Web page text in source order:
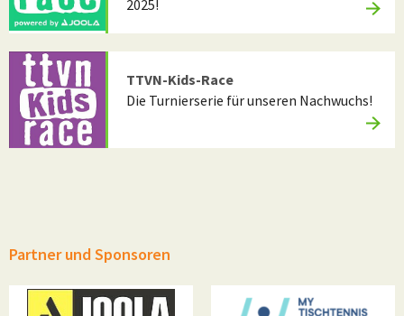
2025!
TTVN-Kids-Race
Die Turnierserie für unseren Nachwuchs!
Partner und Sponsoren